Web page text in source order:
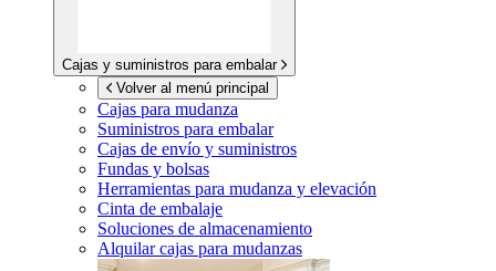
Cajas y suministros para embalar
Volver al menú principal
Cajas para mudanza
Suministros para embalar
Cajas de envío y suministros
Fundas y bolsas
Herramientas para mudanza y elevación
Cinta de embalaje
Soluciones de almacenamiento
Alquilar cajas para mudanzas